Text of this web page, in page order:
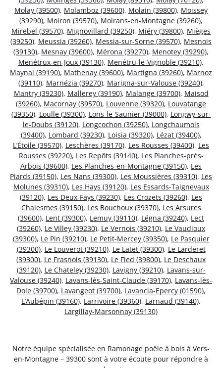
Molay (39500), Molamboz (39600), Molain (39800), Moissey
(39290), Moiron (39570), Moirans-en-Montagne (39260),
Mirebel (39570), Mignovillard (39250), Miéry (39800), Mièges
(39250), Meussia (39260), Messia-sur-Sorne (39570), Mesnois
(39130), Mesnay (39600), Mérona (39270), Menotey (39290),
Menétrux-en-Joux (39130), Menétru-le-Vignoble (39210),
Maynal (39190), Mathenay (39600), Martigna (39260), Marnoz
(39110), Marnézia (39270), Marigna-sur-Valouse (39240),
Mantry (39230), Mallerey (39190), Malange (39700), Maisod
(39260), Macornay (39570), Louvenne (39320), Louvatange
(39350), Loulle (39300), Lons-le-Saunier (39000), Longwy-sur-
le-Doubs (39120), Longcochon (39250), Longchaumois
(39400), Lombard (39230), Loisia (39320), Lézat (39400),
L’Étoile (39570), Leschères (39170), Les Rousses (39400), Les
Rousses (39220), Les Repôts (39140), Les Planches-près-
Arbois (39600), Les Planches-en-Montagne (39150), Les
Piards (39150), Les Nans (39300), Les Moussières (39310), Les
Molunes (39310), Les Hays (39120), Les Essards-Taignevaux
(39120), Les Deux-Fays (39230), Les Crozets (39260), Les
Chalesmes (39150), Les Bouchoux (39370), Les Arsures
(39600), Lent (39300), Lemuy (39110), Légna (39240), Lect
(39260), Le Villey (39230), Le Vernois (39210), Le Vaudioux
(39300), Le Pin (39210), Le Petit-Mercey (39350), Le Pasquier
(39300), Le Louverot (39210), Le Latet (39300), Le Larderet
(39300), Le Frasnois (39130), Le Fied (39800), Le Deschaux
(39120), Le Chateley (39230), Lavigny (39210), Lavans-sur-
Valouse (39240), Lavans-lès-Saint-Claude (39170), Lavans-lès-
Dole (39700), Lavangeot (39700), Lavancia-Epercy (01590),
L’Aubépin (39160), Larrivoire (39360), Larnaud (39140),
Largillay-Marsonnay (39130)
Notre équipe spécialisée en Ramonage poêle à bois à Vers-
en-Montagne – 39300 sont à votre écoute pour répondre à